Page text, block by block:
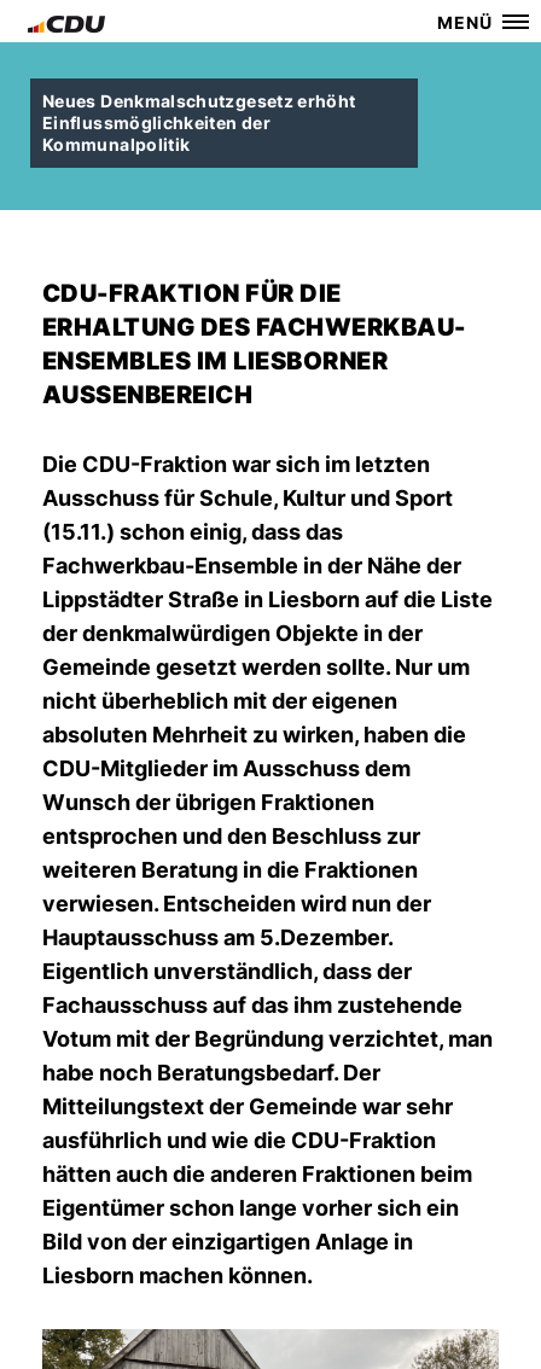
MENÜ
Neues Denkmalschutzgesetz erhöht
Einflussmöglichkeiten der
Kommunalpolitik
CDU-FRAKTION FÜR DIE
ERHALTUNG DES FACHWERKBAU-
ENSEMBLES IM LIESBORNER
AUSSENBEREICH
Die CDU-Fraktion war sich im letzten
Ausschuss für Schule, Kultur und Sport
(15.11.) schon einig, dass das
Fachwerkbau-Ensemble in der Nähe der
Lippstädter Straße in Liesborn auf die Liste
der denkmalwürdigen Objekte in der
Gemeinde gesetzt werden sollte. Nur um
nicht überheblich mit der eigenen
absoluten Mehrheit zu wirken, haben die
CDU-Mitglieder im Ausschuss dem
Wunsch der übrigen Fraktionen
entsprochen und den Beschluss zur
weiteren Beratung in die Fraktionen
verwiesen. Entscheiden wird nun der
Hauptausschuss am 5.Dezember.
Eigentlich unverständlich, dass der
Fachausschuss auf das ihm zustehende
Votum mit der Begründung verzichtet, man
habe noch Beratungsbedarf. Der
Mitteilungstext der Gemeinde war sehr
ausführlich und wie die CDU-Fraktion
hätten auch die anderen Fraktionen beim
Eigentümer schon lange vorher sich ein
Bild von der einzigartigen Anlage in
Liesborn machen können.